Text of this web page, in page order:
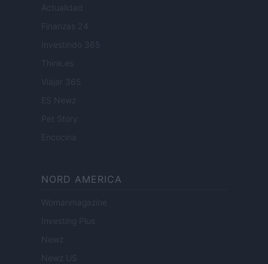
Actualidad
Finanzas 24
Investindo 365
Think.es
Viajar 365
ES Newz
Pet Story
Encocina
NORD AMERICA
Womanmagazine
Investing Plus
Newz
Newz US